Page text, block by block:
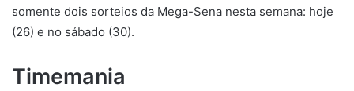
somente dois sorteios da Mega-Sena nesta semana: hoje
(26) e no sábado (30).
Timemania